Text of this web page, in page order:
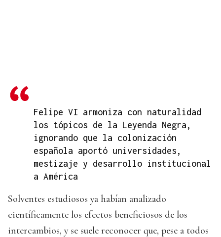
Felipe VI armoniza con naturalidad
los tópicos de la Leyenda Negra,
ignorando que la colonización
española aportó universidades,
mestizaje y desarrollo institucional
a América
Solventes estudiosos ya habían analizado
científicamente los efectos beneficiosos de los
intercambios, y se suele reconocer que, pese a todos